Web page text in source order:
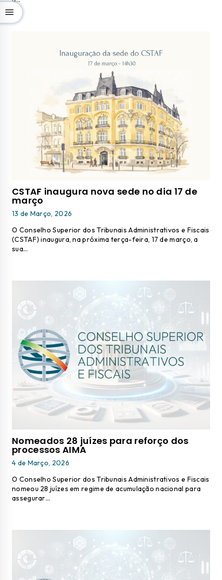
CSTAF inaugura nova sede no dia 17 de
março
13 de Março, 2026
O Conselho Superior dos Tribunais Administrativos e Fiscais
(CSTAF) inaugura, na próxima terça-feira, 17 de março, a
sua…
Nomeados 28 juízes para reforço dos
processos AIMA
4 de Março, 2026
O Conselho Superior dos Tribunais Administrativos e Fiscais
nomeou 28 juízes em regime de acumulação nacional para
assegurar…